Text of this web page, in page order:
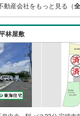
動産会社をもっと見る（全
林屋敷